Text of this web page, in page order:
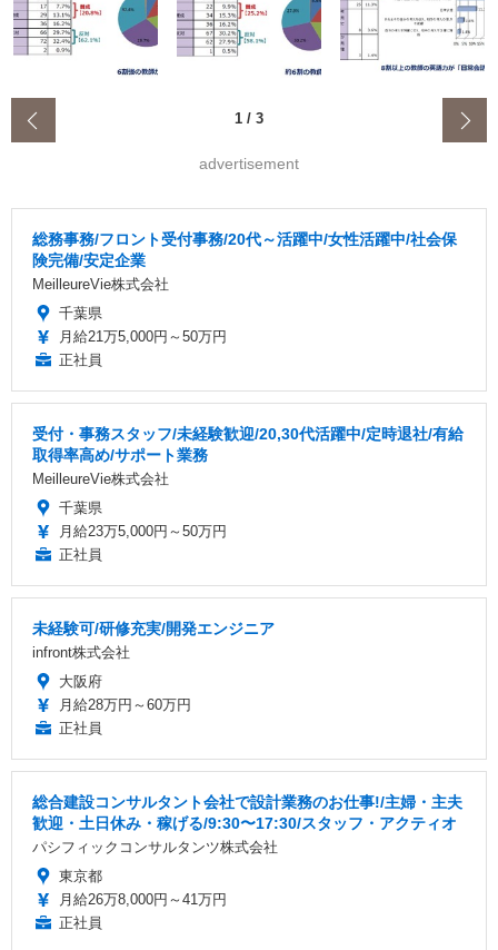
1 / 3
advertisement
総務事務/フロント受付事務/20代～活躍中/女性活躍中/社会保
険完備/安定企業
MeilleureVie株式会社
千葉県
月給21万5,000円～50万円
正社員
受付・事務スタッフ/未経験歓迎/20,30代活躍中/定時退社/有給
取得率高め/サポート業務
MeilleureVie株式会社
千葉県
月給23万5,000円～50万円
正社員
未経験可/研修充実/開発エンジニア
infront株式会社
大阪府
月給28万円～60万円
正社員
総合建設コンサルタント会社で設計業務のお仕事!/主婦・主夫
歓迎・土日休み・稼げる/9:30〜17:30/スタッフ・アクティオ
パシフィックコンサルタンツ株式会社
東京都
月給26万8,000円～41万円
正社員